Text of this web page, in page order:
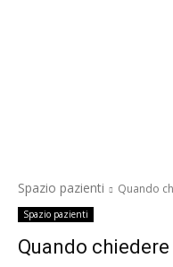
Spazio pazienti Quando
Spazio pazienti
Quando